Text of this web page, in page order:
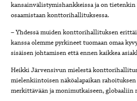
kansainvälistymishankkeissa ja on
osaamistaan konttorihallituksessa.
– Yhdessä muiden konttorihallituksen
kanssa olemme pyrkineet tuomaan omaa
sisäisen johtamisen että ennen kaikkea
Heikki Järvensivun mielestä konttorihallitus
mielenkiintoisen näköalapaikan
merkittävään ja monimutkaiseen, globaaliin